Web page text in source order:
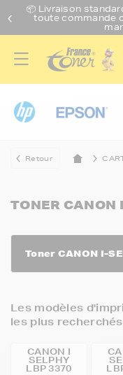
📦 Livraison
toute commande
Retour
TONER CANON
Toner CANON I-
Les modèles
les plus recherchés
CANON I
SELPHY
LBP 3370